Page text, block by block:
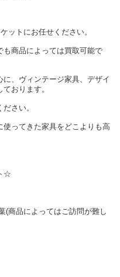
ットにお任せください。
商品によっては買取可能で
、ヴィンテージ家具、デザイ
おります。
さい。
ってきた家具をどこよりも高
☆
(商品によってはご訪問が難し